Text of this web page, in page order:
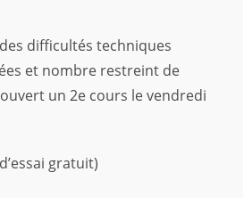
difficultés techniques
et nombre restreint de
un 2e cours le vendredi
gratuit)